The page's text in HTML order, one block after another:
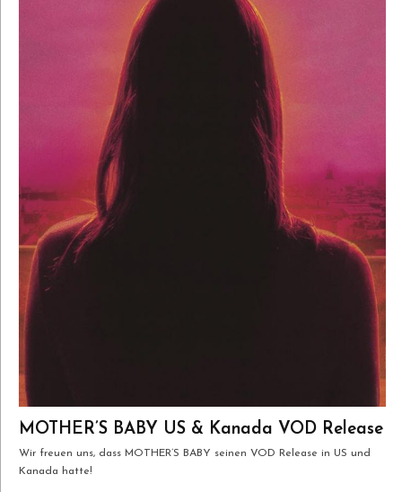
MOTHER’S BABY US & Kanada VOD Release
Wir freuen uns, dass MOTHER’S BABY seinen VOD Release in US und
Kanada hatte!